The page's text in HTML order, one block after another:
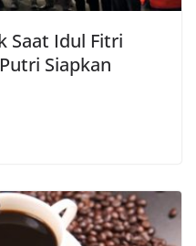
Saat Idul Fitri
Siapkan